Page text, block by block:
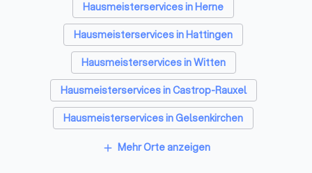
Anzahl der Mitgliedsbetriebe
gibt hier den entscheidenden
Ausschlag. Werden auch Sie
Mitglied der Landesinnung
Hessen des Gebäudereiniger-
Handwerks. Selbstverständlich
beraten wir Sie gerne und
informieren Sie über weitere
Details. Sieh haben noch offene
Fragen? Wir sind gerne für Sie da.
Hausmeisterservices in Herne
Hausmeisterservices in Hattingen
Hausmeisterservices in Witten
Hausmeisterservices in Castrop-Rauxel
Hausmeisterservices in Gelsenkirchen
Hausmeisterservices in Recklinghausen
add Mehr Orte anzeigen